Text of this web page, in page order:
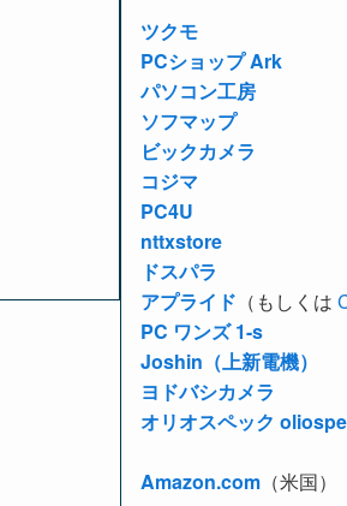
ツクモ
PCショップ Ark
パソコン工房
ソフマップ
ビックカメラ
コジマ
PC4U
nttxstore
ドスパラ
アプライド （もしくは
PC ワンズ 1-s
Joshin（上新電機）
ヨドバシカメラ
オリオスペック
Amazon.com （米国）